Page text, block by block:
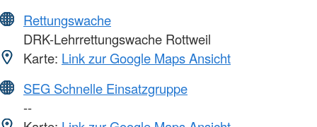
Rettungswache
DRK-Lehrrettungswache Rottweil
Karte: Link zur Google Maps Ansicht
SEG Schnelle Einsatzgruppe
--